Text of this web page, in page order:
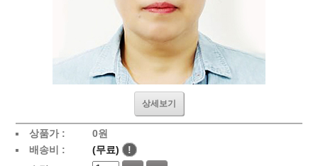
상세보기
상품가 : 0원
배송비 :
(무료)
!